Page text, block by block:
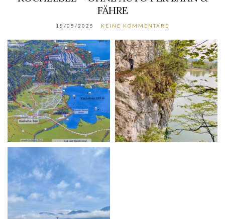
FÄHRE
18/05/2025 KEINE KOMMENTARE